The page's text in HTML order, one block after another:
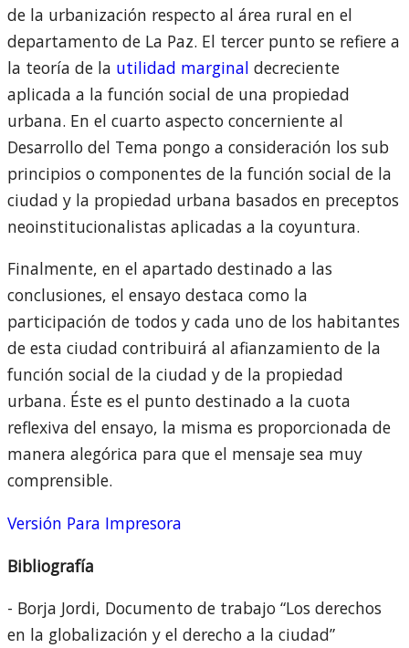
de la urbanización respecto al área rural en el
departamento de La Paz. El tercer punto se refiere a
la teoría de la utilidad marginal decreciente
aplicada a la función social de una propiedad
urbana. En el cuarto aspecto concerniente al
Desarrollo del Tema pongo a consideración los sub
principios o componentes de la función social de la
ciudad y la propiedad urbana basados en preceptos
neoinstitucionalistas aplicadas a la coyuntura.
Finalmente, en el apartado destinado a las
conclusiones, el ensayo destaca como la
participación de todos y cada uno de los habitantes
de esta ciudad contribuirá al afianzamiento de la
función social de la ciudad y de la propiedad
urbana. Éste es el punto destinado a la cuota
reflexiva del ensayo, la misma es proporcionada de
manera alegórica para que el mensaje sea muy
comprensible.
Versión Para Impresora
Bibliografía
- Borja Jordi, Documento de trabajo “Los derechos
en la globalización y el derecho a la ciudad”